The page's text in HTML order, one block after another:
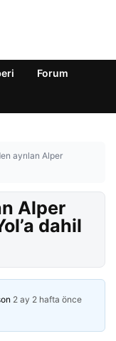
Forum
ayrılan Alper
Alper
dahil
2 ay 2 hafta önce